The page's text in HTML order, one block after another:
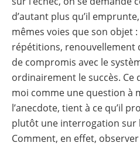
d’autant plus qu’il
mêmes voies que son objet
répétitions, renouvellement
de compromis avec le
ordinairement le succès.
moi comme une question à
l’anecdote, tient à ce qu’il
plutôt une interrogation sur
Comment, en effet,